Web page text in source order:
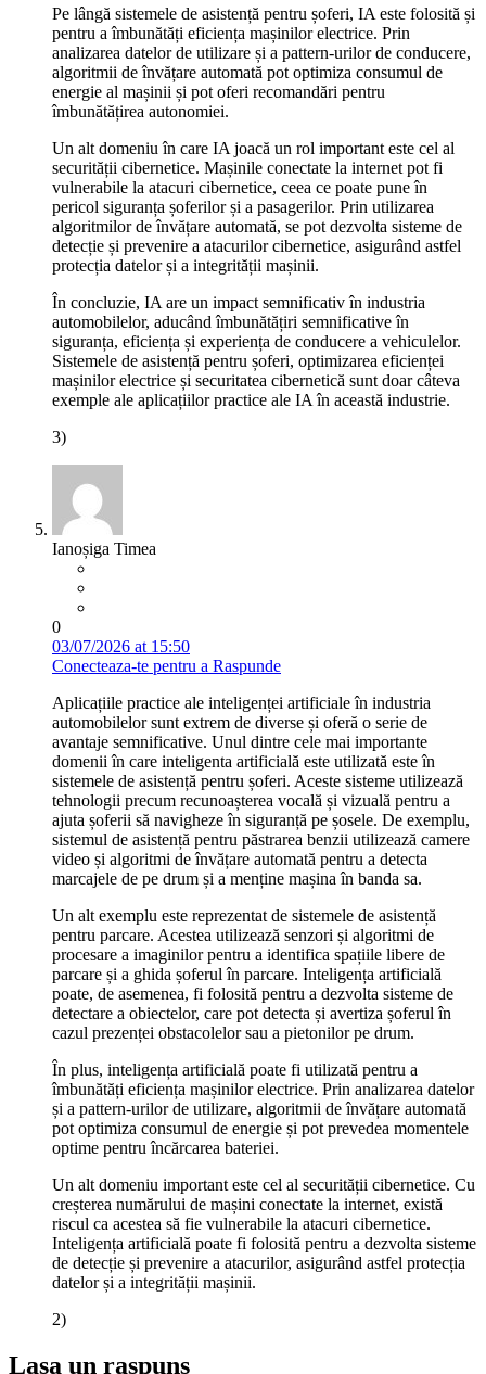
Pe lângă sistemele de asistență pentru șoferi, IA este folosită și
pentru a îmbunătăți eficiența mașinilor electrice. Prin
analizarea datelor de utilizare și a pattern-urilor de conducere,
algoritmii de învățare automată pot optimiza consumul de
energie al mașinii și pot oferi recomandări pentru
îmbunătățirea autonomiei.
Un alt domeniu în care IA joacă un rol important este cel al
securității cibernetice. Mașinile conectate la internet pot fi
vulnerabile la atacuri cibernetice, ceea ce poate pune în
pericol siguranța șoferilor și a pasagerilor. Prin utilizarea
algoritmilor de învățare automată, se pot dezvolta sisteme de
detecție și prevenire a atacurilor cibernetice, asigurând astfel
protecția datelor și a integrității mașinii.
În concluzie, IA are un impact semnificativ în industria
automobilelor, aducând îmbunătățiri semnificative în
siguranța, eficiența și experiența de conducere a vehiculelor.
Sistemele de asistență pentru șoferi, optimizarea eficienței
mașinilor electrice și securitatea cibernetică sunt doar câteva
exemple ale aplicațiilor practice ale IA în această industrie.
3)
Ianoșiga Timea
0
03/07/2026 at 15:50
Conecteaza-te pentru a Raspunde
Aplicațiile practice ale inteligenței artificiale în industria
automobilelor sunt extrem de diverse și oferă o serie de
avantaje semnificative. Unul dintre cele mai importante
domenii în care inteligenta artificială este utilizată este în
sistemele de asistență pentru șoferi. Aceste sisteme utilizează
tehnologii precum recunoașterea vocală și vizuală pentru a
ajuta șoferii să navigheze în siguranță pe șosele. De exemplu,
sistemul de asistență pentru păstrarea benzii utilizează camere
video și algoritmi de învățare automată pentru a detecta
marcajele de pe drum și a menține mașina în banda sa.
Un alt exemplu este reprezentat de sistemele de asistență
pentru parcare. Acestea utilizează senzori și algoritmi de
procesare a imaginilor pentru a identifica spațiile libere de
parcare și a ghida șoferul în parcare. Inteligența artificială
poate, de asemenea, fi folosită pentru a dezvolta sisteme de
detectare a obiectelor, care pot detecta și avertiza șoferul în
cazul prezenței obstacolelor sau a pietonilor pe drum.
În plus, inteligența artificială poate fi utilizată pentru a
îmbunătăți eficiența mașinilor electrice. Prin analizarea datelor
și a pattern-urilor de utilizare, algoritmii de învățare automată
pot optimiza consumul de energie și pot prevedea momentele
optime pentru încărcarea bateriei.
Un alt domeniu important este cel al securității cibernetice. Cu
creșterea numărului de mașini conectate la internet, există
riscul ca acestea să fie vulnerabile la atacuri cibernetice.
Inteligența artificială poate fi folosită pentru a dezvolta sisteme
de detecție și prevenire a atacurilor, asigurând astfel protecția
datelor și a integrității mașinii.
2)
Lasa un raspuns